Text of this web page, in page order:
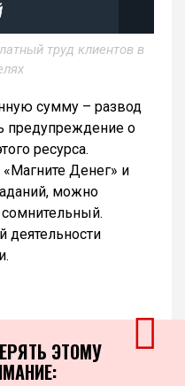
труд клиентов в
сумму – развод
предупреждение о
ресурса.
Денег» и
можно
деятельности
ЭТОМУ